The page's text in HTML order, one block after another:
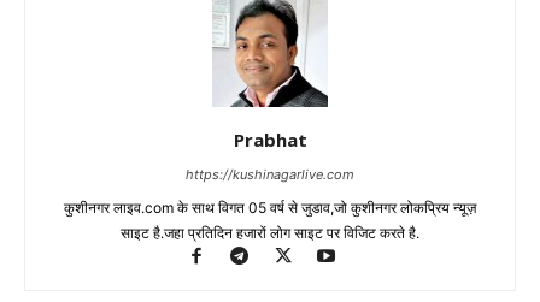
Prabhat
https://kushinagarlive.com
कुशीनगर लाइव.com के साथ विगत 05 वर्ष से जुडाव,जो कुशीनगर लोकप्रिय न्यूज़
साइट है.जहा प्रतिदिन हजारों लोग साइट पर विजिट करते है.